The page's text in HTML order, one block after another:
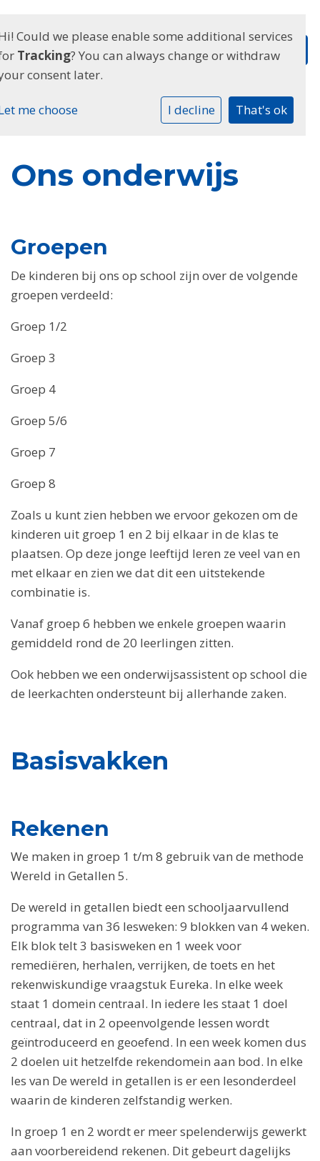
Ons onderwijs
Groepen
De kinderen bij ons op school zijn over de volgende
groepen verdeeld:
Groep 1/2
Groep 3
Groep 4
Groep 5/6
Groep 7
Groep 8
Zoals u kunt zien hebben we ervoor gekozen om de
kinderen uit groep 1 en 2 bij elkaar in de klas te
plaatsen. Op deze jonge leeftijd leren ze veel van en
met elkaar en zien we dat dit een uitstekende
combinatie is.
Vanaf groep 6 hebben we enkele groepen waarin
gemiddeld rond de 20 leerlingen zitten.
Ook hebben we een onderwijsassistent op school die
de leerkachten ondersteunt bij allerhande zaken.
Basisvakken
Rekenen
We maken in groep 1 t/m 8 gebruik van de methode
Wereld in Getallen 5.
De wereld in getallen biedt een schooljaarvullend
programma van 36 lesweken: 9 blokken van 4 weken.
Elk blok telt 3 basisweken en 1 week voor
remediëren, herhalen, verrijken, de toets en het
rekenwiskundige vraagstuk Eureka. In elke week
staat 1 domein centraal. In iedere les staat 1 doel
centraal, dat in 2 opeenvolgende lessen wordt
geïntroduceerd en geoefend. In een week komen dus
2 doelen uit hetzelfde rekendomein aan bod. In elke
les van De wereld in getallen is er een lesonderdeel
waarin de kinderen zelfstandig werken.
In groep 1 en 2 wordt er meer spelenderwijs gewerkt
aan voorbereidend rekenen. Dit gebeurt dagelijks
Could we please enable some additional services
Tracking? You can always change or withdraw
consent later.
me choose I decline That's ok